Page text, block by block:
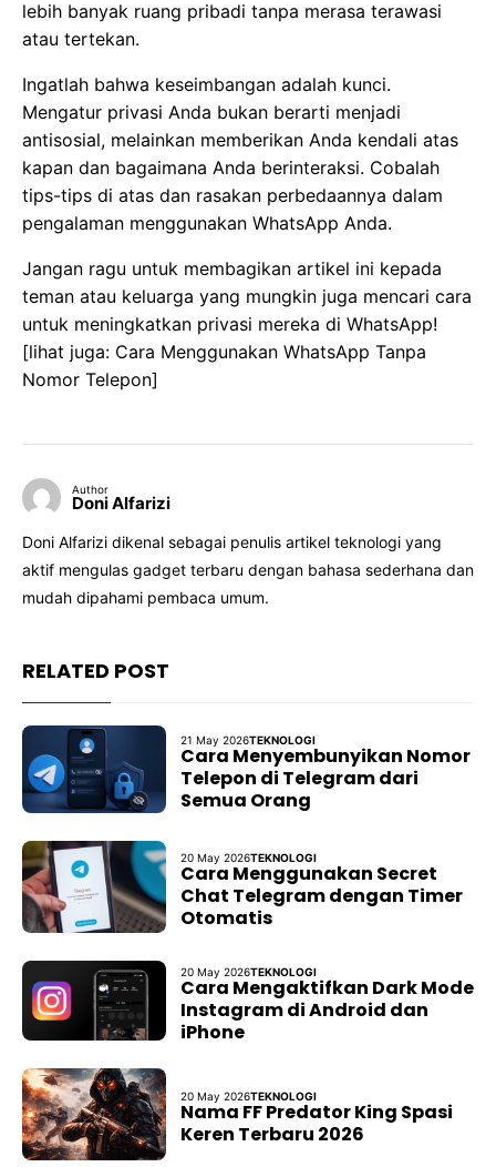
lebih banyak ruang pribadi tanpa merasa terawasi
atau tertekan.
Ingatlah bahwa keseimbangan adalah kunci.
Mengatur privasi Anda bukan berarti menjadi
antisosial, melainkan memberikan Anda kendali atas
kapan dan bagaimana Anda berinteraksi. Cobalah
tips-tips di atas dan rasakan perbedaannya dalam
pengalaman menggunakan WhatsApp Anda.
Jangan ragu untuk membagikan artikel ini kepada
teman atau keluarga yang mungkin juga mencari cara
untuk meningkatkan privasi mereka di WhatsApp!
[lihat juga: Cara Menggunakan WhatsApp Tanpa
Nomor Telepon]
Author
Doni Alfarizi
Doni Alfarizi dikenal sebagai penulis artikel teknologi yang
aktif mengulas gadget terbaru dengan bahasa sederhana dan
mudah dipahami pembaca umum.
RELATED POST
21 May 2026TEKNOLOGI
Cara Menyembunyikan Nomor
Telepon di Telegram dari
Semua Orang
20 May 2026TEKNOLOGI
Cara Menggunakan Secret
Chat Telegram dengan Timer
Otomatis
20 May 2026TEKNOLOGI
Cara Mengaktifkan Dark Mode
Instagram di Android dan
iPhone
20 May 2026TEKNOLOGI
Nama FF Predator King Spasi
Keren Terbaru 2026